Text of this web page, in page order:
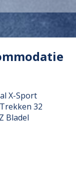
X-Sport
32
Bladel